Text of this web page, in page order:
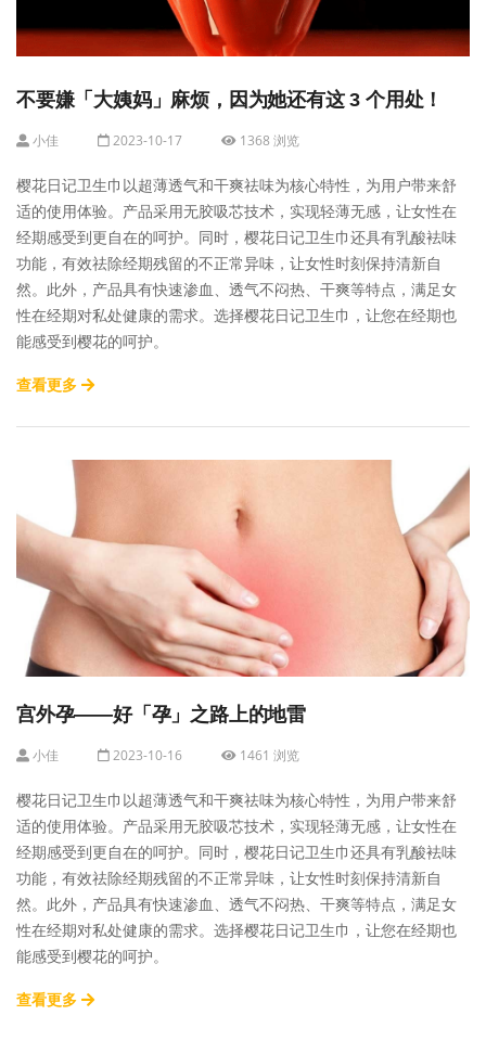
不要嫌「大姨妈」麻烦，因为她还有这 3 个用处！
小佳 2023-10-17 1368 浏览
樱花日记卫生巾以超薄透气和干爽祛味为核心特性，为用户带来舒
适的使用体验。产品采用无胶吸芯技术，实现轻薄无感，让女性在
经期感受到更自在的呵护。同时，樱花日记卫生巾还具有乳酸袪味
功能，有效祛除经期残留的不正常异味，让女性时刻保持清新自
然。此外，产品具有快速渗血、透气不闷热、干爽等特点，满足女
性在经期对私处健康的需求。选择樱花日记卫生巾，让您在经期也
能感受到樱花的呵护。
查看更多
宫外孕——好「孕」之路上的地雷
小佳 2023-10-16 1461 浏览
樱花日记卫生巾以超薄透气和干爽祛味为核心特性，为用户带来舒
适的使用体验。产品采用无胶吸芯技术，实现轻薄无感，让女性在
经期感受到更自在的呵护。同时，樱花日记卫生巾还具有乳酸袪味
功能，有效祛除经期残留的不正常异味，让女性时刻保持清新自
然。此外，产品具有快速渗血、透气不闷热、干爽等特点，满足女
性在经期对私处健康的需求。选择樱花日记卫生巾，让您在经期也
能感受到樱花的呵护。
查看更多